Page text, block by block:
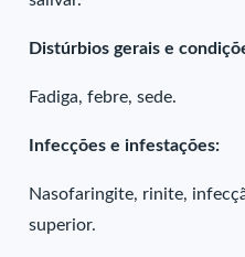
Distúrbios gerais e
Fadiga, febre, sede.
Infecções e infestações:
Nasofaringite, rinite,
superior.